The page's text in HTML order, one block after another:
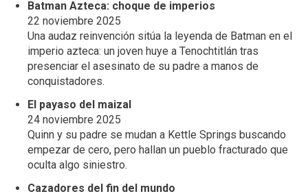
Batman Azteca: choque de imperios
22 noviembre 2025
Una audaz reinvención sitúa la leyenda de Batman en el
imperio azteca: un joven huye a Tenochtitlán tras
presenciar el asesinato de su padre a manos de
conquistadores.
El payaso del maizal
24 noviembre 2025
Quinn y su padre se mudan a Kettle Springs buscando
empezar de cero, pero hallan un pueblo fracturado que
oculta algo siniestro.
Cazadores del fin del mundo